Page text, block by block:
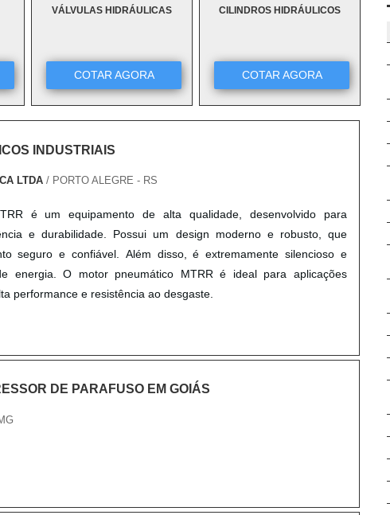
VÁLVULAS HIDRÁULICAS
COTAR AGORA
CILINDROS HIDRÁULICOS
COTAR AGORA
INDUSTRIAIS
LTDA / PORTO ALEGRE - RS
é um equipamento de alta qualidade, desenvolvido para
e durabilidade. Possui um design moderno e robusto, que
seguro e confiável. Além disso, é extremamente silencioso e
energia. O motor pneumático MTRR é ideal para aplicações
performance e resistência ao desgaste.
DE PARAFUSO EM GOIÁS